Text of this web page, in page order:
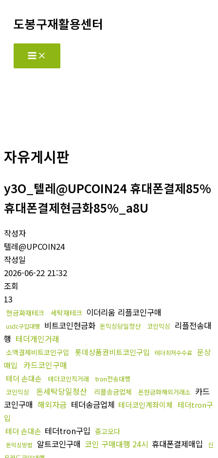
도봉구재활용센터
Main
Menu
자유게시판
y3O_텔레@UPCOIN24 휴대폰결제85%
휴대폰결제현금화85%_a8U
작성자
텔레@UPCOIN24
작성일
2026-06-22 21:32
조회
13
현금화재테크 세탁재테크 이더리움 리플코인구매
usdc구입대행 비트코인현금화 돈믹싱당일정산 코인믹싱
리플전송대
행 테더개인거래
소액결제비트코인구입 롯데상품권비트코인구입 테더최저수수료 문상
매입
카드코인구매
테더 손대손 테더코인직거래
tron전송대행
코인믹싱
돈세탁당일정산 리플송금업체 돈현금화해외거래소 카드
코인구매 해외자금 테더송금업체 테더코인계좌이체 테더tron구
입
테더 손대손 테더tron구입 중고오다
돈믹싱방법 알트코인구매 코인 구매대행 24시 휴대폰결제매입
신